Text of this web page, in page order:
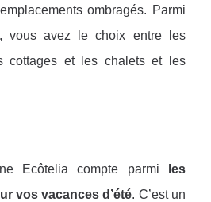
ombragés. Parmi
vous avez le choix entre les
cottages et les chalets et les
Ecôtelia compte parmi
les
vos vacances d’été. C’est un